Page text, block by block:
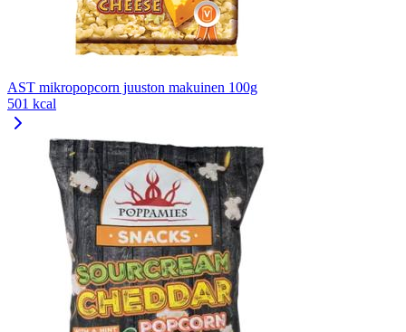
AST mikropopcorn juuston makuinen 100g
501 kcal